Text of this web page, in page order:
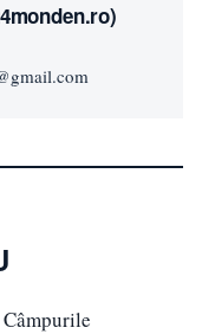
Câmpurile